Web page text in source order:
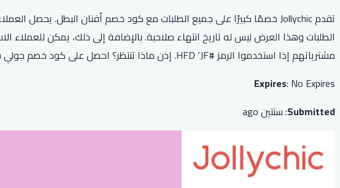
مشترياتهم إذا استخدموا الرمز #HFD ‘JF. إذن ماذا تنتظر؟ احصل على كود خصم جولي شيك أفنان الباتل الآن واستمتع بخصم كبير!
Expires: No Expires
Submitted: سنتين ago